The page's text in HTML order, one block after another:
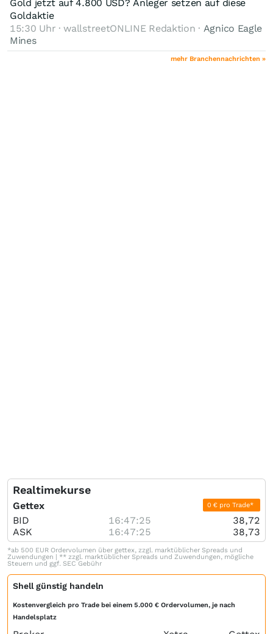
Gold jetzt auf 4.800 USD? Anleger setzen auf diese
Goldaktie
15:30 Uhr · wallstreetONLINE Redaktion · Agnico Eagle
Mines
mehr Branchennachrichten »
Realtimekurse
Gettex 0 € pro Trade*
BID 16:47:25
38,72
ASK
16:47:25 38,73
*ab 500 EUR Ordervolumen über gettex, zzgl. marktüblicher Spreads und
Zuwendungen | ** zzgl. marktüblicher Spreads und Zuwendungen, mögliche
Steuern und ggf. SEC Gebühr
Shell günstig handeln
Kostenvergleich pro Trade bei einem 5.000 € Ordervolumen, je nach
Handelsplatz